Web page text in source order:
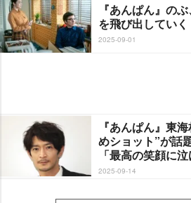
『あんぱん』の
を飛び出してい
2025-09-01
『あんぱん』東
めショット”が
「最高の笑顔に泣
2025-09-14